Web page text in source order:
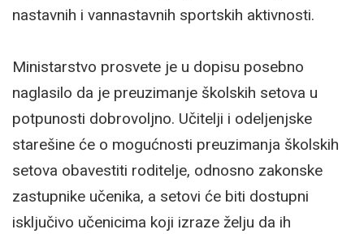
nastavnih i vannastavnih sportskih aktivnosti.
Ministarstvo prosvete je u dopisu posebno
naglasilo da je preuzimanje školskih setova u
potpunosti dobrovoljno. Učitelji i odeljenjske
starešine će o mogućnosti preuzimanja školskih
setova obavestiti roditelje, odnosno zakonske
zastupnike učenika, a setovi će biti dostupni
isključivo učenicima koji izraze želju da ih